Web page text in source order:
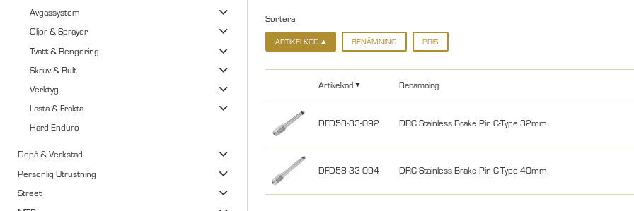
Avgassystem
Oljor & Sprayer
Tvätt & Rengöring
Skruv & Bult
Verktyg
Lasta & Frakta
Hard Enduro
Depå & Verkstad
Personlig Utrustning
Street
Sortera
ARTIKELKOD BENÄMNING PRIS
Artikelkod Benämning
DFD58-33-092 DRC Stainless Brake Pin C-Type 32mm
DFD58-33-094 DRC Stainless Brake Pin C-Type 40mm